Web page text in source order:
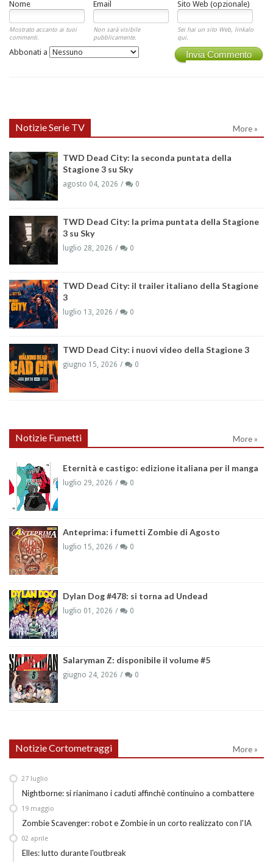
Nome Email Sito Web (opzionale)
Mostrato accanto ai tuoi
commenti.
Non sarà visibile
pubblicamente.
Sei hai un sito Web, linkalo
qui.
Invia Commento
Abbonati a
Notizie Serie TV More »
TWD Dead City: la seconda puntata della
Stagione 3 su Sky
agosto 04, 2026 0
TWD Dead City: la prima puntata della Stagione
3 su Sky
luglio 28, 2026 0
TWD Dead City: il trailer italiano della Stagione
3
luglio 13, 2026 0
TWD Dead City: i nuovi video della Stagione 3
giugno 15, 2026 0
Notizie Fumetti More »
Eternità e castigo: edizione italiana per il manga
luglio 29, 2026 0
Anteprima: i fumetti Zombie di Agosto
luglio 15, 2026 0
Dylan Dog #478: si torna ad Undead
luglio 01, 2026 0
Salaryman Z: disponibile il volume #5
giugno 24, 2026 0
Notizie Cortometraggi More »
Nightborne: si rianimano i caduti affinchè continuino a combattere
27 luglio
Zombie Scavenger: robot e Zombie in un corto realizzato con l'IA
19 maggio
Elles: lutto durante l'outbreak
02 aprile